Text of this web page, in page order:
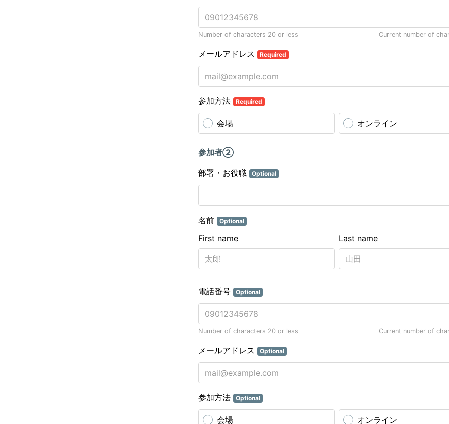
Number of characters 20 or less Current number of
メールアドレス Required
参加方法 Required
会場 オンライン
参加者②
部署・お役職 Optional
名前 Optional
Last name
First name
電話番号 Optional
Number of characters 20 or less Current number of
メールアドレス Optional
参加方法 Optional
会場 オンライン